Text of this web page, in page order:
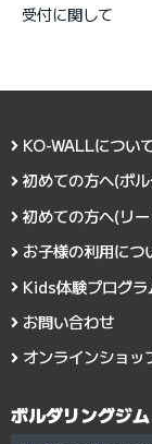
受付に関して
KO-WALLについ
初めての方へ(ボ
初めての方へ(リ
お子様の利用につ
Kids体験プログラ
お問い合わせ
オンラインショッ
ボルダリングジム